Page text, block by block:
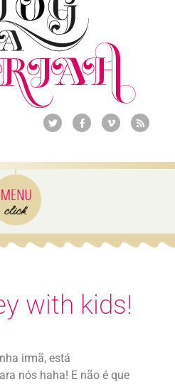
with kids!
irmã, está
nós haha! E não é que